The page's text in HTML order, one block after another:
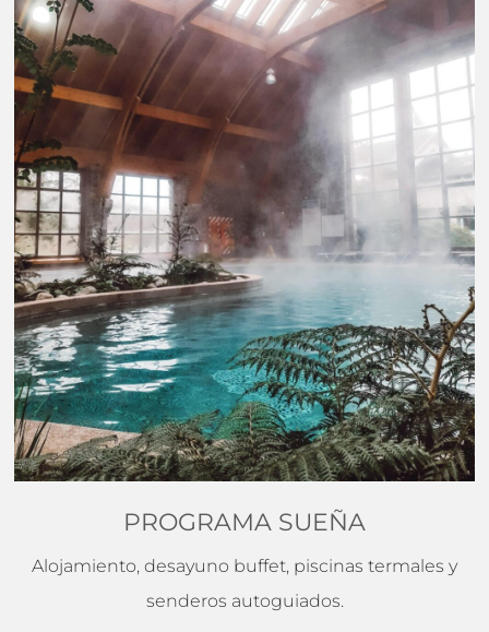
PROGRAMA SUEÑA
Alojamiento, desayuno buffet, piscinas termales y
senderos autoguiados.